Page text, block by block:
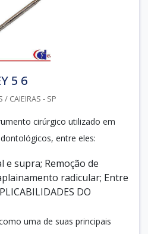
5 6
/ CAIEIRAS - SP
cirúrgico utilizado em
entre eles:
e supra; Remoção de
radicular; Entre
DO
uma de suas principais